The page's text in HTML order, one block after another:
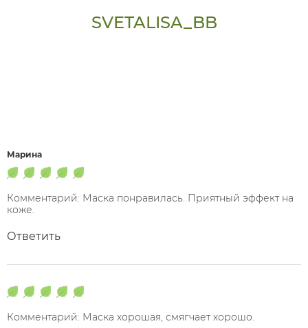
SVETALISA_BB
Марина
Комментарий: Маска понравилась. Приятный эффект на
коже.
Ответить
Комментарий: Маска хорошая, смягчает хорошо.